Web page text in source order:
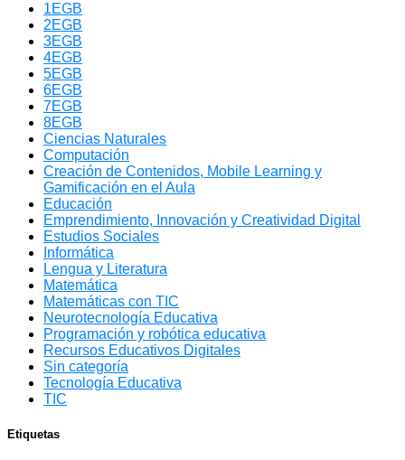
1EGB
2EGB
3EGB
4EGB
5EGB
6EGB
7EGB
8EGB
Ciencias Naturales
Computación
Creación de Contenidos, Mobile Learning y
Gamificación en el Aula
Educación
Emprendimiento, Innovación y Creatividad Digital
Estudios Sociales
Informática
Lengua y Literatura
Matemática
Matemáticas con TIC
Neurotecnología Educativa
Programación y robótica educativa
Recursos Educativos Digitales
Sin categoría
Tecnología Educativa
TIC
Etiquetas